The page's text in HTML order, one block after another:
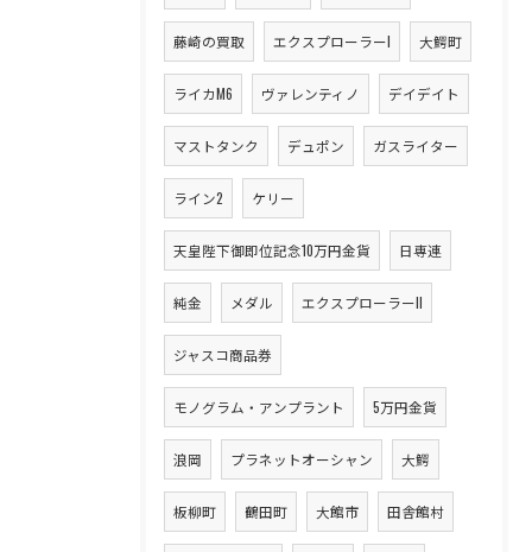
藤崎の買取 エクスプローラーI 大鰐町
ライカM6 ヴァレンティノ デイデイト
マストタンク デュポン ガスライター
ライン2 ケリー
天皇陛下御即位記念10万円金貨 日専連
純金 メダル エクスプローラーII
ジャスコ商品券
モノグラム・アンプラント 5万円金貨
浪岡 プラネットオーシャン 大鰐
板柳町 鶴田町 大館市 田舎館村